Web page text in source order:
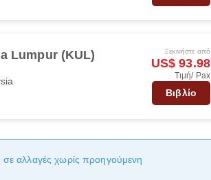
Lumpur (KUL) Ξεκινήστε από
US$ 93.98
Τιμή/ Pax
Βιβλίο
σε αλλαγές χωρίς προηγούμενη